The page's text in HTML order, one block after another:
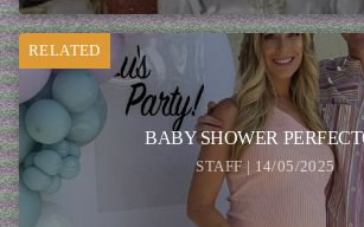
RELATED
BABY SHOWER
STAFF | 14/05/2025